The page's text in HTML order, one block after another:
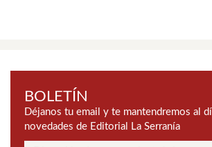
BOLETÍN
Déjanos tu email y te mantendremos al
novedades de Editorial La Serranía